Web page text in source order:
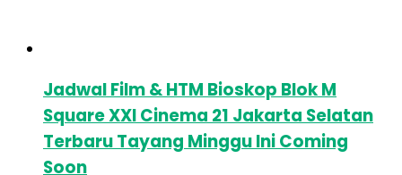
Jadwal Film & HTM Bioskop Blok M
Square XXI Cinema 21 Jakarta Selatan
Terbaru Tayang Minggu Ini Coming
Soon